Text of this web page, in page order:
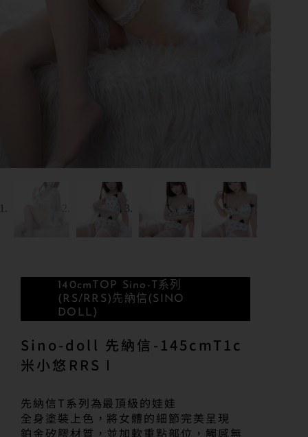
140cm
TOP Sino-T系列
(RS/RRS)先納信(SINO
DOLL)
Sino-doll 先納信-145cmT1c
米小悠RRSⅠ
先納信T系列為最頂級的娃娃
全身塗裝上色，將女體的細節完美呈現
鉑金矽膠材質，並加軟重點部位，觸感無